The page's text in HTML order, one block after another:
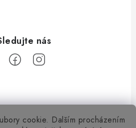
cookie. Dalším procházením